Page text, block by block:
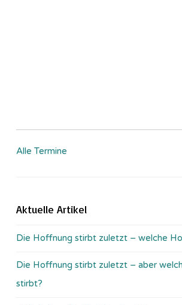
Alle Termine
Aktuelle Artikel
Die Hoffnung stirbt zuletzt – welche
Die Hoffnung stirbt zuletzt – aber
stirbt?